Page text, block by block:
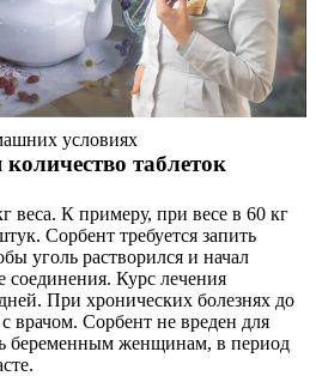
условиях
таблеток
веса. К примеру, при весе в 60 кг
Сорбент требуется запить
уголь растворился и начал
соединения. Курс лечения
При хронических болезнях до
врачом. Сорбент не вреден для
беременным женщинам, в период